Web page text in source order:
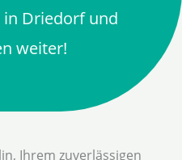
Driedorf und
weiter!
Ihrem zuverlässigen